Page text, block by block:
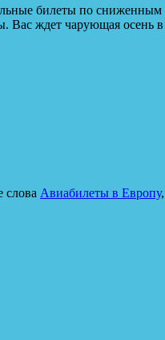
билеты по
Вас ждет чарующая осень
слова Авиабилеты в Европу,